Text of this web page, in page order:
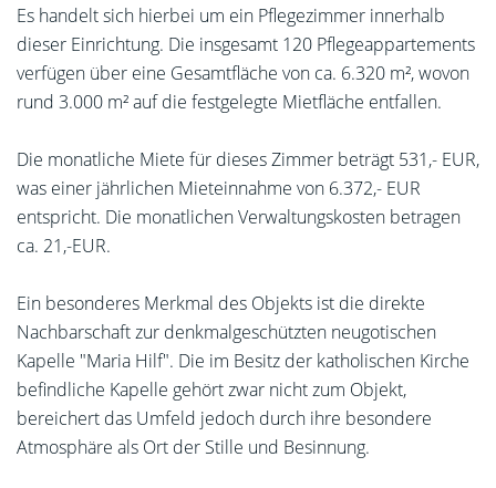
Es handelt sich hierbei um ein Pflegezimmer innerhalb
dieser Einrichtung. Die insgesamt 120 Pflegeappartements
verfügen über eine Gesamtfläche von ca. 6.320 m², wovon
rund 3.000 m² auf die festgelegte Mietfläche entfallen.
Die monatliche Miete für dieses Zimmer beträgt 531,- EUR,
was einer jährlichen Mieteinnahme von 6.372,- EUR
entspricht. Die monatlichen Verwaltungskosten betragen
ca. 21,-EUR.
Ein besonderes Merkmal des Objekts ist die direkte
Nachbarschaft zur denkmalgeschützten neugotischen
Kapelle "Maria Hilf". Die im Besitz der katholischen Kirche
befindliche Kapelle gehört zwar nicht zum Objekt,
bereichert das Umfeld jedoch durch ihre besondere
Atmosphäre als Ort der Stille und Besinnung.